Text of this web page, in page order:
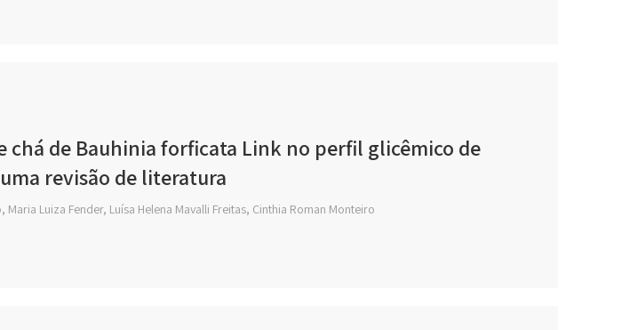
chá de Bauhinia forficata Link no perfil glicêmico de
revisão de literatura
Luiza Fender, Luísa Helena Mavalli Freitas, Cinthia Roman Monteiro